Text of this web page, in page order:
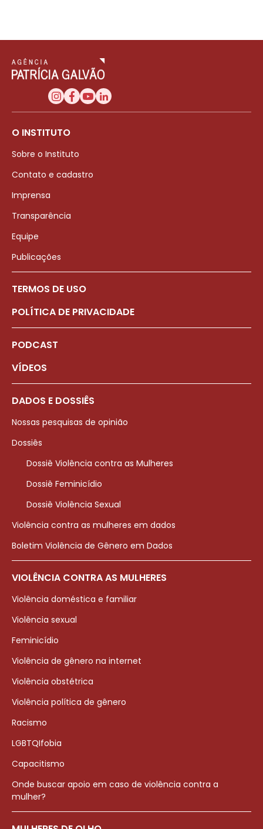
O INSTITUTO
Sobre o Instituto
Contato e cadastro
Imprensa
Transparência
Equipe
Publicações
TERMOS DE USO
POLÍTICA DE PRIVACIDADE
PODCAST
VÍDEOS
DADOS E DOSSIÊS
Nossas pesquisas de opinião
Dossiês
Dossiê Violência contra as Mulheres
Dossiê Feminicídio
Dossiê Violência Sexual
Violência contra as mulheres em dados
Boletim Violência de Gênero em Dados
VIOLÊNCIA CONTRA AS MULHERES
Violência doméstica e familiar
Violência sexual
Feminicídio
Violência de gênero na internet
Violência obstétrica
Violência política de gênero
Racismo
LGBTQIfobia
Capacitismo
Onde buscar apoio em caso de violência contra a
mulher?